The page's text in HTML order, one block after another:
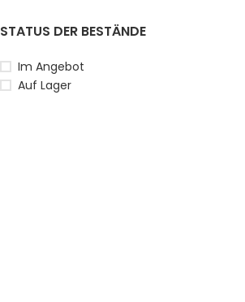
STATUS DER BESTÄNDE
Im Angebot
Auf Lager